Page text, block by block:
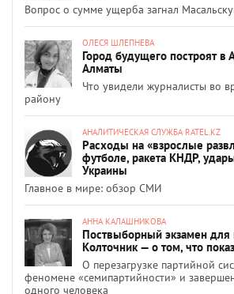
Вопрос о сумме ущерба загнал
ОЛЕСЯ ШЛЕПНЕВА
Город будущего построят в
Алматы
Что увидели журналисты во
району
АНАЛИТИЧЕСКАЯ СЛУЖБА RATEL.KZ
Расходы на «взрослые
футболе, ракета КНДР,
Украины
Главное в мире: обзор СМИ
АННА КАЛАШНИКОВА
Поствыборный экзамен для
Колточник — о том, что
О перезагрузке партийной
феномене «семипартийности» и
одного человека